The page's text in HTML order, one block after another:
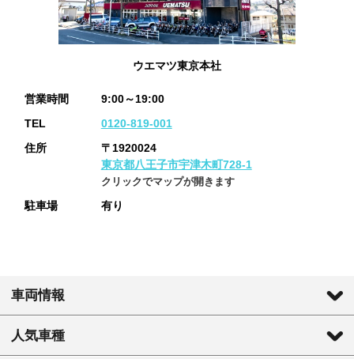
ウエマツ東京本社
営業時間
9:00～19:00
TEL
0120-819-001
住所
〒1920024
東京都八王子市宇津木町728-1
クリックでマップが開きます
駐車場 有り
車両情報
人気車種